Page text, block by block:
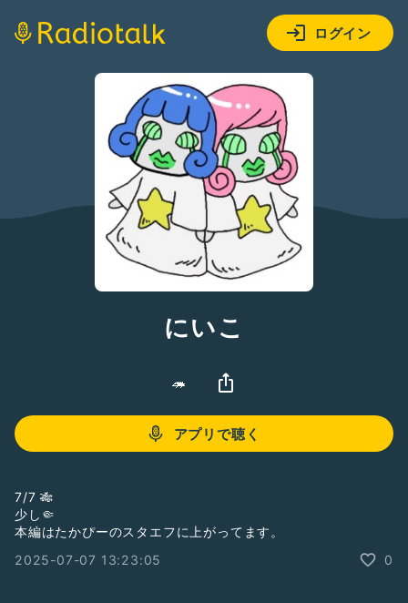
ログイン
にいこ
🦔
アプリで聴く
7/7 🎋
少し🤏
本編はたかぴーのスタエフに上がってます。
2025-07-07 13:23:05
0